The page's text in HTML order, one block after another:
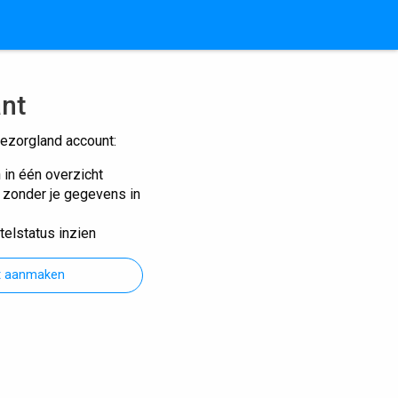
account:
één overzicht
je gegevens in
inzien